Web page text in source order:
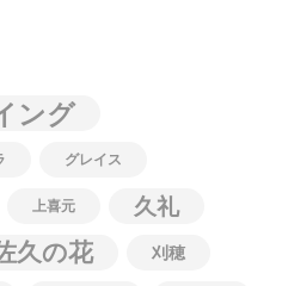
ング
グレイス
上喜元
久礼
久の花 刈穂